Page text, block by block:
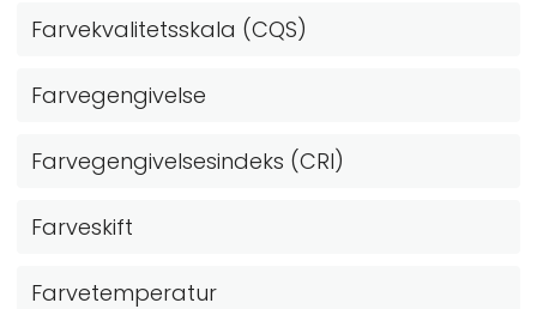
Farvekvalitetsskala (CQS)
Farvegengivelse
Farvegengivelsesindeks (CRI)
Farveskift
Farvetemperatur